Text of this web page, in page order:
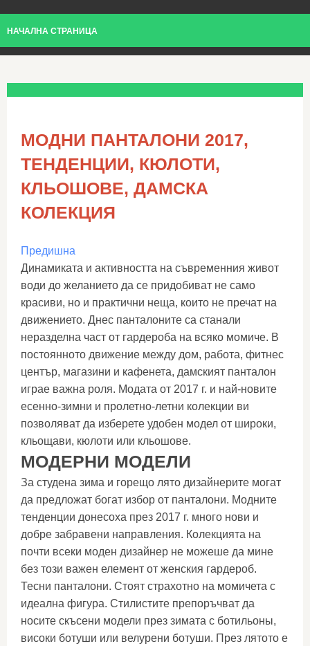
НАЧАЛНА СТРАНИЦА
МОДНИ ПАНТАЛОНИ 2017,
ТЕНДЕНЦИИ, КЮЛОТИ,
КЛЬОШОВЕ, ДАМСКА
КОЛЕКЦИЯ
Предишна
Динамиката и активността на съвременния живот
води до желанието да се придобиват не само
красиви, но и практични неща, които не пречат на
движението. Днес панталоните са станали
неразделна част от гардероба на всяко момиче. В
постоянното движение между дом, работа, фитнес
център, магазини и кафенета, дамският панталон
играе важна роля. Модата от 2017 г. и най-новите
есенно-зимни и пролетно-летни колекции ви
позволяват да изберете удобен модел от широки,
кльощави, кюлоти или кльошове.
МОДЕРНИ МОДЕЛИ
За студена зима и горещо лято дизайнерите могат
да предложат богат избор от панталони. Модните
тенденции донесоха през 2017 г. много нови и
добре забравени направления. Колекцията на
почти всеки моден дизайнер не можеше да мине
без този важен елемент от женския гардероб.
Тесни панталони. Стоят страхотно на момичета с
идеална фигура. Стилистите препоръчват да
носите скъсени модели през зимата с ботильоны,
високи ботуши или велурени ботуши. През лятото е